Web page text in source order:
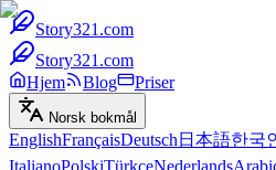
Story321.com
Story321.com
Hjem
Blog Priser
Norsk bokmål
EnglishFrançaisDeutsch 日本語한국
ItalianoPolskiTürkçeNederlands